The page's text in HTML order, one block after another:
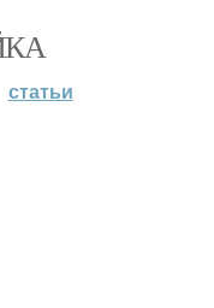
статьи